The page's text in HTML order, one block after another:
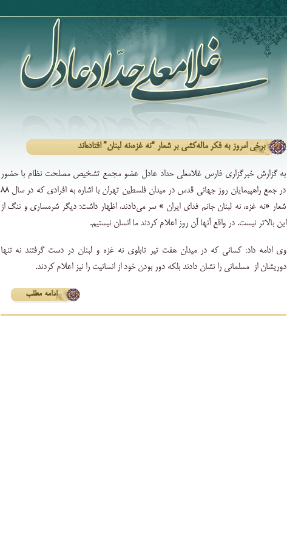
برخی امروز به فکر ماله‌کشی بر شعار “نه غزه،نه لبنان” افتاده‌اند
به گزارش خبرگزاری فارس غلامعلی حداد عادل عضو مجمع تشخیص مصلحت نظام با حضور
در جمع راهپیمایان روز جهانی قدس در میدان فلسطین تهران با اشاره به افرادی که در سال ۸۸
شعار «نه غزه، نه لبنان جانم فدای ایران » سر می‌دادند، اظهار داشت: دیگر شرمساری و ننگ از
این بالاتر نیست. در واقع آنها آن روز اعلام کردند ما انسان نیستیم.
وی ادامه داد: کسانی که در میدان هفت تیر تابلوی نه غزه و لبنان در دست گرفتند نه تنها
دوریشان از مسلمانی را نشان دادند بلکه دور بودن خود از انسانیت را نیز اعلام کردند.
ادامه مطلب